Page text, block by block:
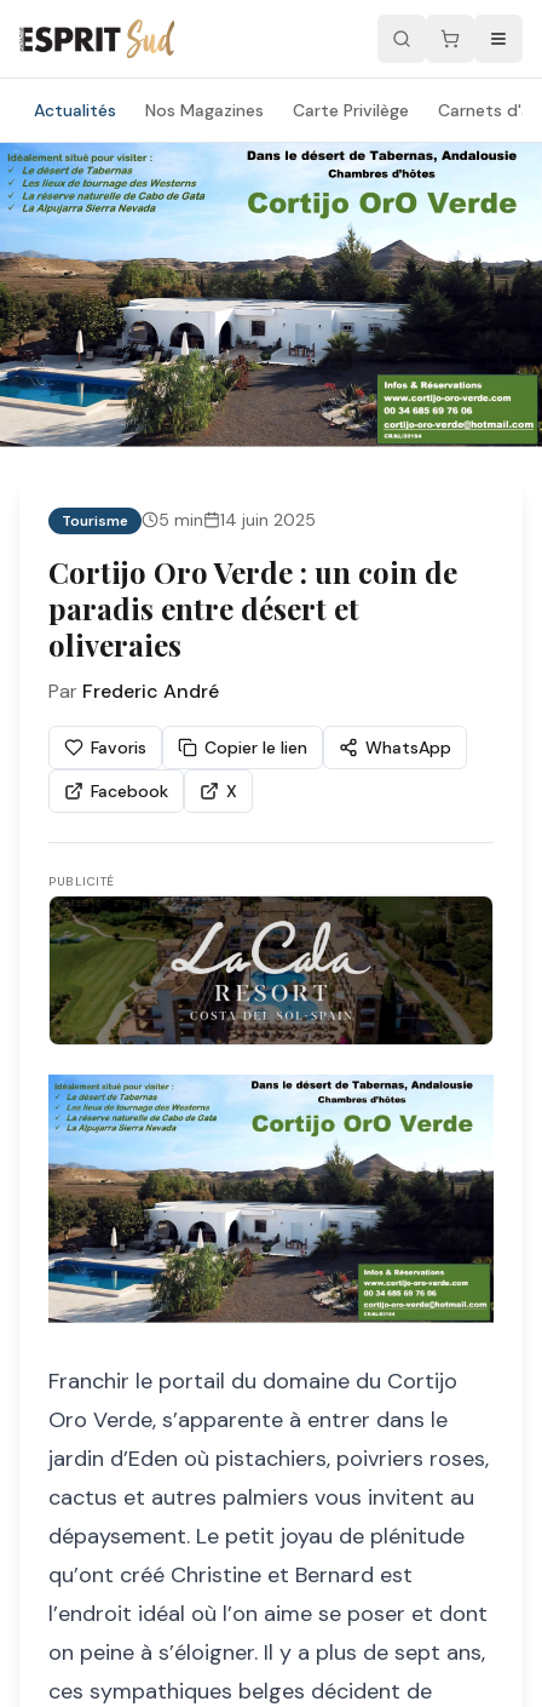
Actualités Nos Magazines Carte Privilège Carnets
Tourisme 5 min 14 juin 2025
Cortijo Oro Verde : un coin de
paradis entre désert et
oliveraies
Par Frederic André
Favoris Copier le lien
WhatsApp
Facebook
X
PUBLICITÉ
Franchir le portail du domaine du Cortijo
Oro Verde, s’apparente à entrer dans le
jardin d’Eden où pistachiers, poivriers roses,
cactus et autres palmiers vous invitent au
dépaysement. Le petit joyau de plénitude
qu’ont créé Christine et Bernard est
l’endroit idéal où l’on aime se poser et dont
on peine à s’éloigner. Il y a plus de sept ans,
ces sympathiques belges décident de